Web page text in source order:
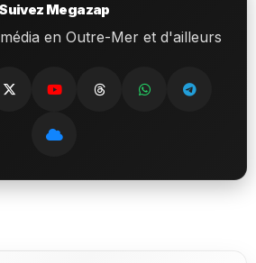
Suivez Megazap
en Outre-Mer et d'ailleurs